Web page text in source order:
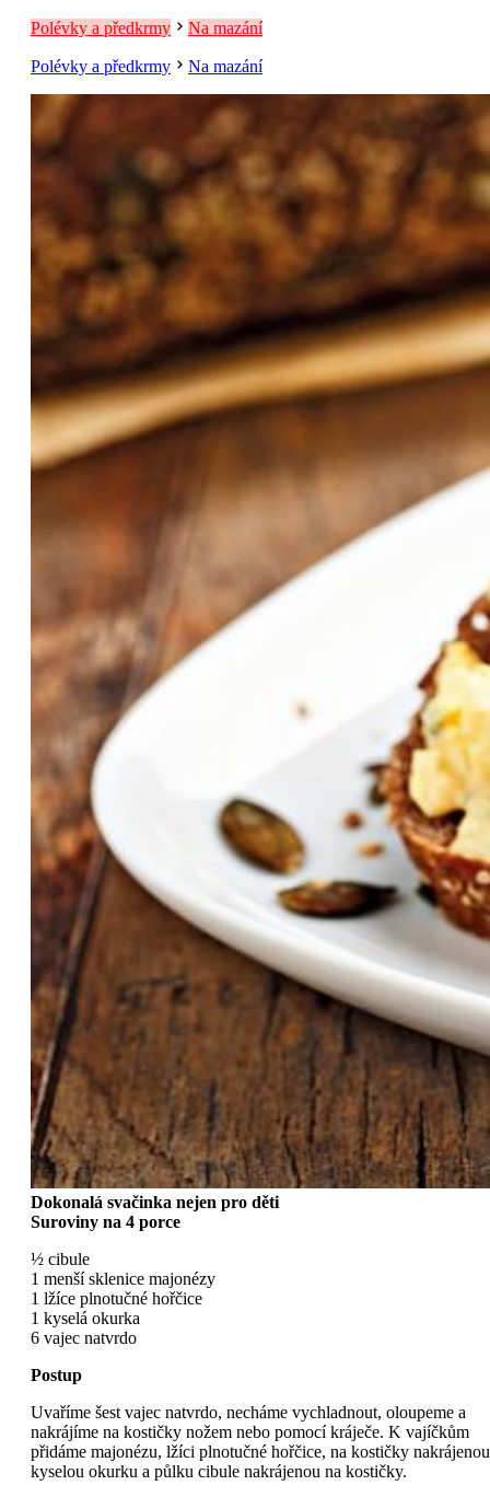
Polévky a předkrmy Na mazání
Polévky a předkrmy Na mazání
Dokonalá svačinka nejen pro děti
Suroviny na 4 porce
½ cibule
1 menší sklenice majonézy
1 lžíce plnotučné hořčice
1 kyselá okurka
6 vajec natvrdo
Postup
Uvaříme šest vajec natvrdo, necháme vychladnout, oloupeme a
nakrájíme na kostičky nožem nebo pomocí kráječe. K vajíčkům
přidáme majonézu, lžíci plnotučné hořčice, na kostičky nakrájenou
kyselou okurku a půlku cibule nakrájenou na kostičky.